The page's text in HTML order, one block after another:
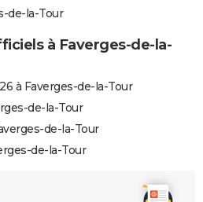
de-la-Tour
à Faverges-de-la-
à Faverges-de-la-Tour
de-la-Tour
de-la-Tour
de-la-Tour